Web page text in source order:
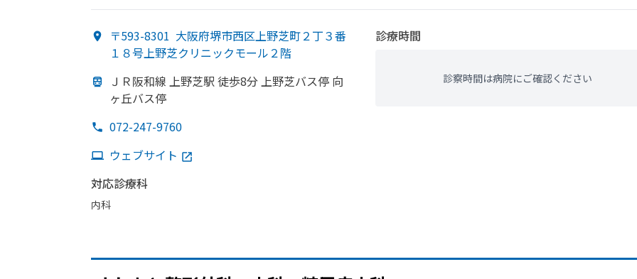
〒593-8301 大阪府堺市西区上野芝町２丁３番
１８号上野芝クリニックモール２階
ＪＲ阪和線 上野芝駅 徒歩8分 上野芝バス停 向
ヶ丘バス停
072-247-9760
ウェブサイト
対応診療科
内科
診療時間
診察時間は病院にご確認ください